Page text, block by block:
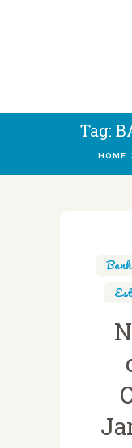
Tag:
HOME
CLÍNICA
FRANÇA